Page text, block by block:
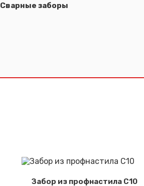
Сварные заборы
Забор из профнастила С10